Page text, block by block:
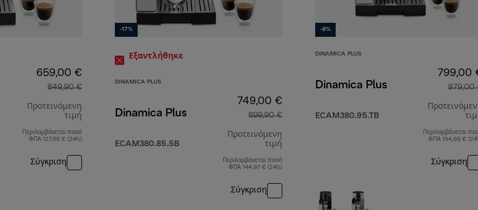
659,00 €
849,90 €
Προτεινόμενη
τιμή
αρχική τιμή 849,90 €
Περιλαμβάνεται ποσό
ΦΠΑ 127,55 € (24%)
Σύγκριση
-17%
Εξαντλήθηκε
DINAMICA PLUS
Dinamica Plus
ECAM380.85.SB
749,00 €
899,90 €
Προτεινόμενη
τιμή
αρχική τιμή 899,90 €
Περιλαμβάνεται ποσό
ΦΠΑ 144,97 € (24%)
Σύγκριση
-9%
DINAMICA PLUS
Dinamica Plus
ECAM380.95.TB
799,00
879,00
Περιλαμβάνεται
ΦΠΑ 154,65 €
Σύγκριση